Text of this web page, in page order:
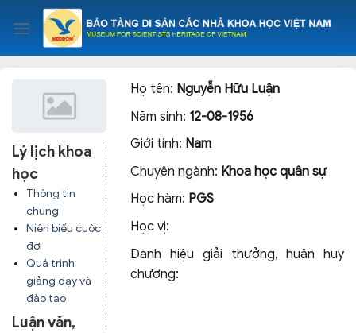
content
Lý lịch khoa
học
Thông tin
chung
Niên biểu cuộc
đời
Quá trình
giảng dạy và
đào tạo
Luận văn,
Họ tên: Nguyễn Hữu Luận
Năm sinh: 12-08-1956
Giới tính: Nam
Chuyên ngành: Khoa học quân sự
Học hàm: PGS
Học vị:
Danh hiệu giải thưởng, huân huy
chương: